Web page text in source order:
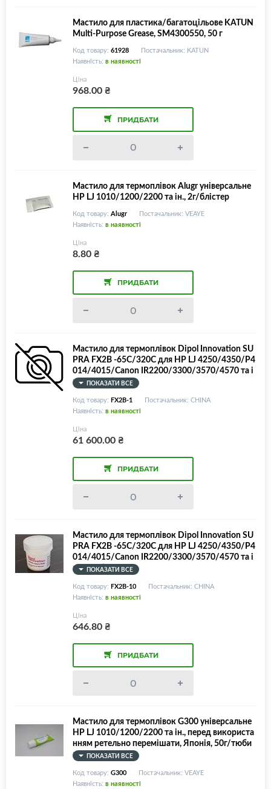
Мастило для пластика/багатоцільове KATUN
Multi-Purpose Grease, SM4300550, 50 г
Код товару: 61928
Постачальник: KATUN
Наявність: в наявності
Ціна
968.00₴
ПРИДБАТИ
Мастило для термоплівок Alugr універсальне
HP LJ 1010/1200/2200 та ін., 2г/блістер
Код товару: Alugr
Постачальник: VEAYE
Наявність: в наявності
Ціна
8.80₴
ПРИДБАТИ
Мастило для термоплівок Dipol Innovation SU
PRA FX2B -65С/320С для HP LJ 4250/4350/P4
014/4015/Canon IR2200/3300/3570/4570 та і
н., 1000г/банка
ПОКАЗАТИ ВСЕ
Код товару: FX2B-1
Постачальник: CHINA
Наявність: в наявності
Ціна
61 600.00₴
ПРИДБАТИ
Мастило для термоплівок Dipol Innovation SU
PRA FX2B -65С/320С для HP LJ 4250/4350/P4
014/4015/Canon IR2200/3300/3570/4570 та і
н., 10г/банка
ПОКАЗАТИ ВСЕ
Код товару: FX2B-10
Постачальник: CHINA
Наявність: в наявності
Ціна
646.80₴
ПРИДБАТИ
Мастило для термоплівок G300 універсальне
HP LJ 1010/1200/2200 та ін., перед використа
нням ретельно перемішати, Японія, 50г/тюби
к
ПОКАЗАТИ ВСЕ
Код товару: G300
Постачальник: VEAYE
Наявність: в наявності